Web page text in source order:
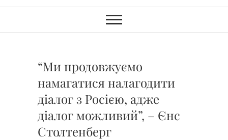
“Ми продовжуємо
намагатися налагодити
діалог з Росією, адже
діалог можливий”, – Єнс
Столтенберг